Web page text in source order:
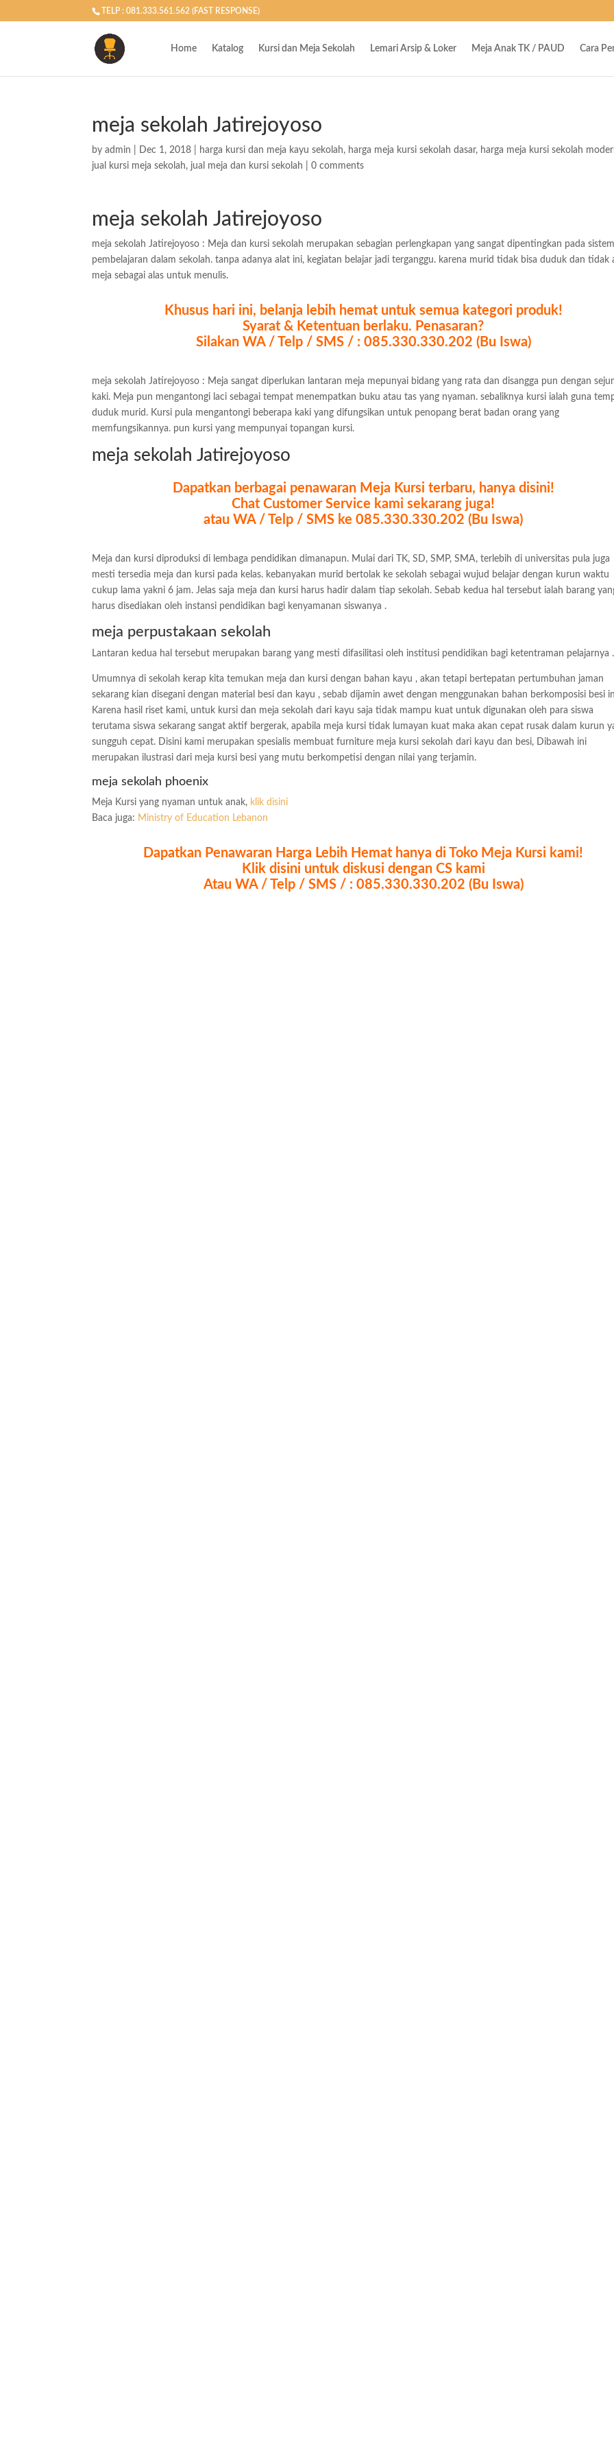
TELP : 081.333.561.562 (FAST RESPONSE)
Home Katalog Kursi dan Meja Sekolah Lemari Arsip & Loker Meja Anak TK / PAUD Cara
meja sekolah Jatirejoyoso
byadmin Dec 1, 2018 harga kursi dan meja kayu sekolah, harga meja kursi sekolah dasar, harga meja kursi sekolah
jual kursi meja sekolah, jual meja dan kursi sekolah |0 comments
meja sekolah Jatirejoyoso
meja sekolah Jatirejoyoso : Meja dan kursi sekolah merupakan sebagian perlengkapan yang sangat dipentingkan pada sistem
pembelajaran dalam sekolah. tanpa adanya alat ini, kegiatan belajar jadi terganggu. karena murid tidak bisa duduk dan tidak
meja sebagai alas untuk menulis.
Khusus hari ini, belanja lebih hemat untuk semua kategori produk!
Syarat & Ketentuan berlaku. Penasaran?
Silakan WA / Telp / SMS / : 085.330.330.202 (Bu Iswa)
meja sekolah Jatirejoyoso : Meja sangat diperlukan lantaran meja mepunyai bidang yang rata dan disangga pun dengan
kaki. Meja pun mengantongi laci sebagai tempat menempatkan buku atau tas yang nyaman. sebaliknya kursi ialah guna
duduk murid. Kursi pula mengantongi beberapa kaki yang difungsikan untuk penopang berat badan orang yang
memfungsikannya. pun kursi yang mempunyai topangan kursi.
meja sekolah Jatirejoyoso
Dapatkan berbagai penawaran Meja Kursi terbaru, hanya disini!
Chat Customer Service kami sekarang juga!
atau WA / Telp / SMS ke 085.330.330.202 (Bu Iswa)
Meja dan kursi diproduksi di lembaga pendidikan dimanapun. Mulai dari TK, SD, SMP, SMA, terlebih di universitas pula juga
mesti tersedia meja dan kursi pada kelas. kebanyakan murid bertolak ke sekolah sebagai wujud belajar dengan kurun waktu
cukup lama yakni 6 jam. Jelas saja meja dan kursi harus hadir dalam tiap sekolah. Sebab kedua hal tersebut ialah barang
harus disediakan oleh instansi pendidikan bagi kenyamanan siswanya .
meja perpustakaan sekolah
Lantaran kedua hal tersebut merupakan barang yang mesti difasilitasi oleh institusi pendidikan bagi ketentraman pelajarnya .
Umumnya di sekolah kerap kita temukan meja dan kursi dengan bahan kayu , akan tetapi bertepatan pertumbuhan jaman
sekarang kian disegani dengan material besi dan kayu , sebab dijamin awet dengan menggunakan bahan berkomposisi besi
Karena hasil riset kami, untuk kursi dan meja sekolah dari kayu saja tidak mampu kuat untuk digunakan oleh para siswa
terutama siswa sekarang sangat aktif bergerak, apabila meja kursi tidak lumayan kuat maka akan cepat rusak dalam kurun
sungguh cepat. Disini kami merupakan spesialis membuat furniture meja kursi sekolah dari kayu dan besi, Dibawah ini
merupakan ilustrasi dari meja kursi besi yang mutu berkompetisi dengan nilai yang terjamin.
meja sekolah phoenix
Meja Kursi yang nyaman untuk anak, klik disini
Baca juga: Ministry of Education Lebanon
Dapatkan Penawaran Harga Lebih Hemat hanya di Toko Meja Kursi kami!
Klik disini untuk diskusi dengan CS kami
Atau WA / Telp / SMS / : 085.330.330.202 (Bu Iswa)